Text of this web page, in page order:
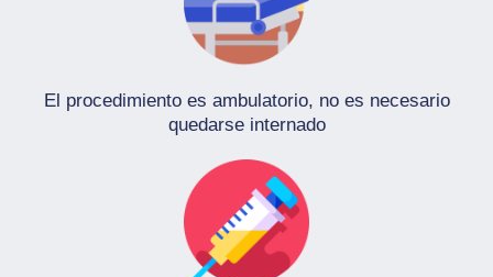
El procedimiento es ambulatorio, no es necesario
quedarse internado